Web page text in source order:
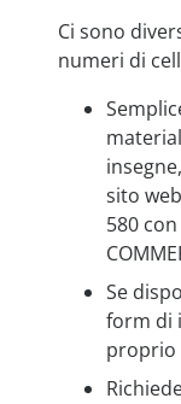
Ci sono
numeri di
sito
580
Se
form di
proprio